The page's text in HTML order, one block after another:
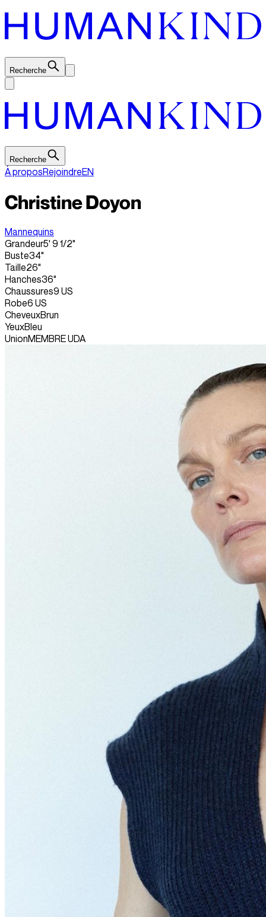
Recherche
Recherche
À proposRejoindreEN
Christine Doyon
Mannequins
Grandeur5' 9 1/2"
Buste34"
Taille26"
Hanches36"
Chaussures9 US
Robe6 US
CheveuxBrun
YeuxBleu
UnionMEMBRE UDA